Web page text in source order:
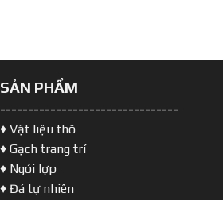
SẢN PHẨM
--------------------------------
♦ Vật liệu thô
♦ Gạch trang trí
♦ Ngói lợp
♦ Đá tự nhiên